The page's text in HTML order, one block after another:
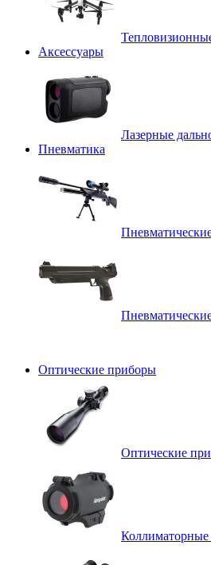
Аксессуары
Лазерные
Пневматика
Оптические приборы
Оптические